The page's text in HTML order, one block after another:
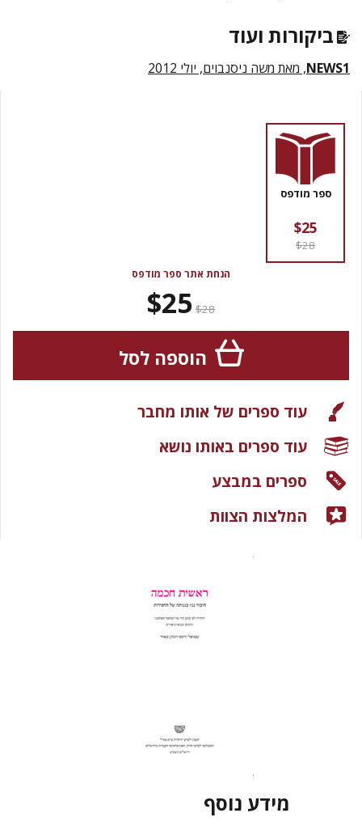
מידע נוסף
ביקורות ועוד
NEWS1, מאת משה ניסנבוים, יולי 2012
ספר מודפס
$25
$28
הנחת אתר ספר מודפס
$28
$25
הוספה לסל
עוד ספרים של אותו מחבר
עוד ספרים באותו נושא
ספרים במבצע
המלצות הצוות